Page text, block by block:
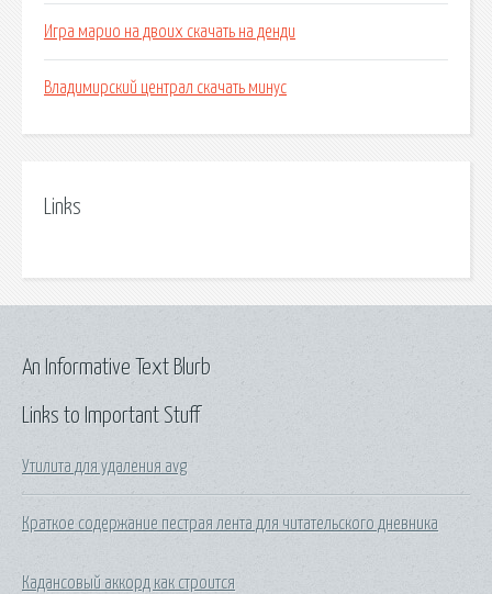
Игра марио на двоих скачать на денди
Владимирский централ скачать минус
Links
Links to Important Stuff
Утилита для удаления avg
Краткое содержание пестрая лента для читательского дневника
Кадансовый аккорд как строится
An Informative Text Blurb